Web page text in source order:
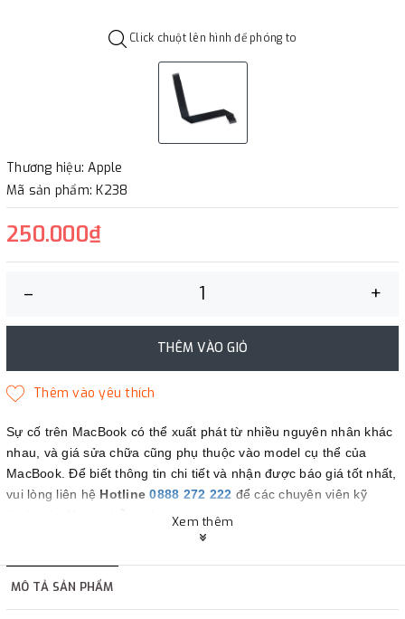
Click chuột lên hình để phóng to
Thương hiệu: Apple
Mã sản phẩm: K238
250.000₫
– +
THÊM VÀO GIỎ
Sự cố trên MacBook có thể xuất phát từ nhiều nguyên nhân khác
nhau, và giá sửa chữa cũng phụ thuộc vào model cụ thể của
MacBook. Để biết thông tin chi tiết và nhận được báo giá tốt nhất,
vui lòng liên hệ Hotline 0888 272 222 để các chuyên viên kỹ
thuật của Maczin hỗ trợ bạn.
Maczin - Đối tác tin cậy của bạn.
Xem thêm
MÔ TẢ SẢN PHẨM